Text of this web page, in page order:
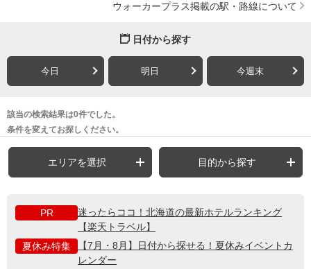
ウォーカープラス掲載の駅・路線について
日付から探す
今日 明日 今週末
該当の検索結果は0件でした。
条件を変えてお探しください。
エリアを選択 目的から探す
PR
迷ったらココ！北海道の最新ホテルランキング
【楽天トラベル】
夏休み特集
【7月・8月】日付から探せる！夏休みイベントカ
レンダー